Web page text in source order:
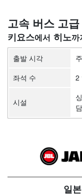
고속 버스 고
키요스 히노
출발 시각
좌석 수
2
시설
일